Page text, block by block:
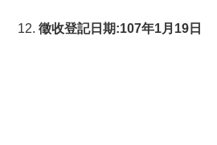
徵收登記日期:107年1月19日